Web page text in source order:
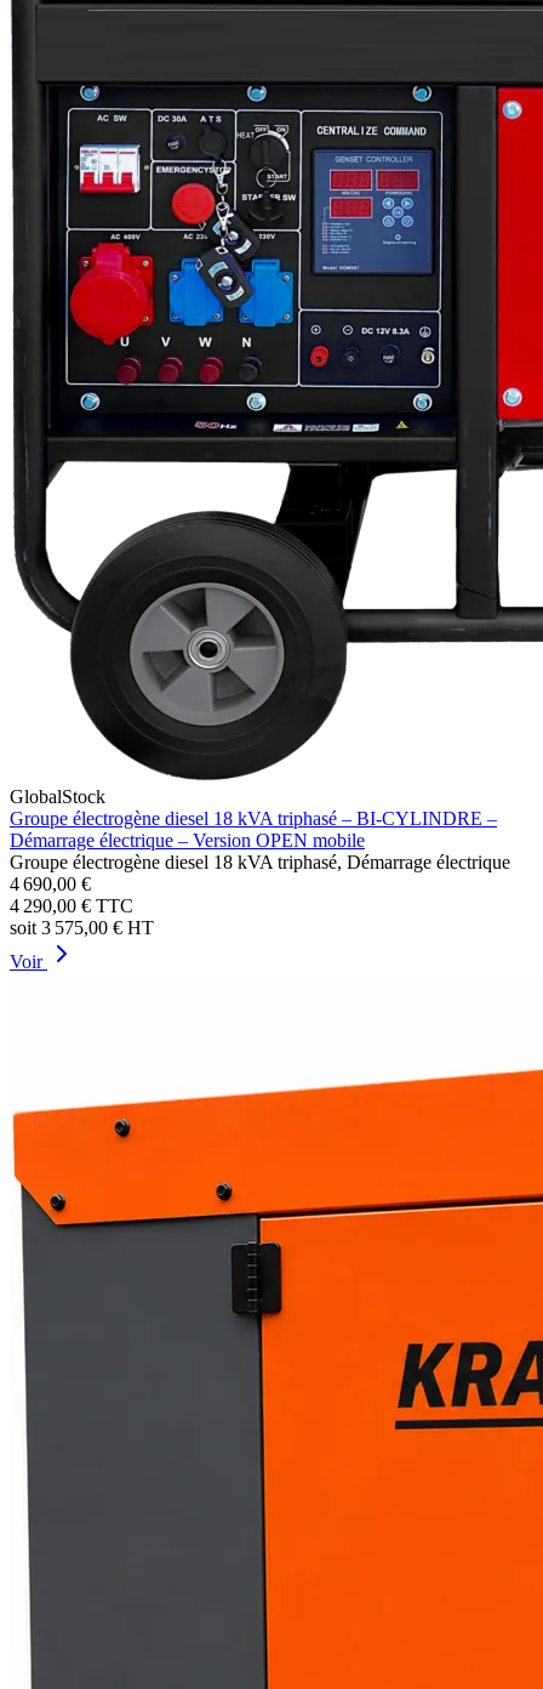
GlobalStock
Groupe électrogène diesel 18 kVA triphasé – BI-CYLINDRE –
Démarrage électrique – Version OPEN mobile
Groupe électrogène diesel 18 kVA triphasé, Démarrage électrique
4 690,00 €
4 290,00 € TTC
soit 3 575,00 € HT
Voir